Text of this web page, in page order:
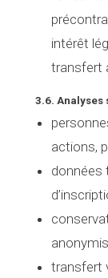
intérêt
transfert
3.6. Analyses
actions,
données
transfert